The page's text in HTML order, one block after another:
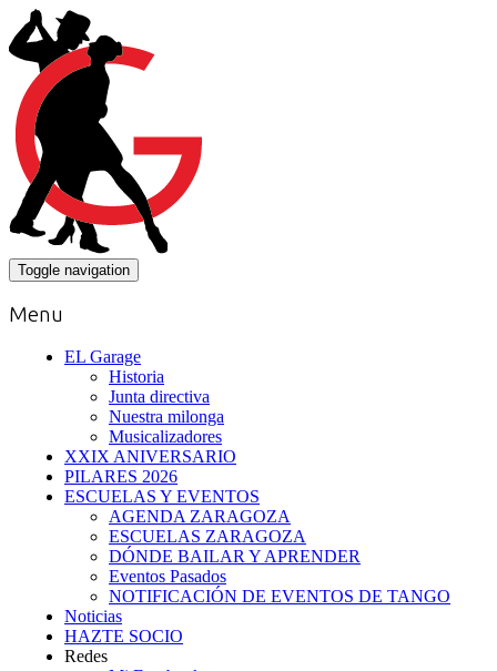
Toggle navigation
Menu
EL Garage
Historia
Junta directiva
Nuestra milonga
Musicalizadores
XXIX ANIVERSARIO
PILARES 2026
ESCUELAS Y EVENTOS
AGENDA ZARAGOZA
ESCUELAS ZARAGOZA
DÓNDE BAILAR Y APRENDER
Eventos Pasados
NOTIFICACIÓN DE EVENTOS DE TANGO
Noticias
HAZTE SOCIO
Redes